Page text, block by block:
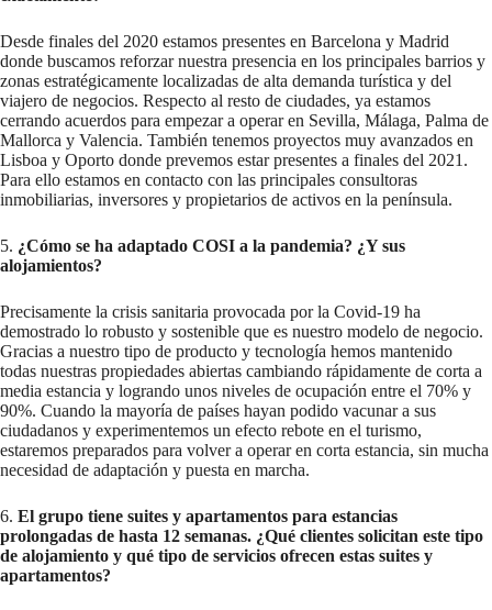
Desde finales del 2020 estamos presentes en Barcelona y Madrid
donde buscamos reforzar nuestra presencia en los principales barrios y
zonas estratégicamente localizadas de alta demanda turística y del
viajero de negocios. Respecto al resto de ciudades, ya estamos
cerrando acuerdos para empezar a operar en Sevilla, Málaga, Palma de
Mallorca y Valencia. También tenemos proyectos muy avanzados en
Lisboa y Oporto donde prevemos estar presentes a finales del 2021.
Para ello estamos en contacto con las principales consultoras
inmobiliarias, inversores y propietarios de activos en la península.
5. ¿Cómo se ha adaptado COSI a la pandemia? ¿Y sus
alojamientos?
Precisamente la crisis sanitaria provocada por la Covid-19 ha
demostrado lo robusto y sostenible que es nuestro modelo de negocio.
Gracias a nuestro tipo de producto y tecnología hemos mantenido
todas nuestras propiedades abiertas cambiando rápidamente de corta a
media estancia y logrando unos niveles de ocupación entre el 70% y
90%. Cuando la mayoría de países hayan podido vacunar a sus
ciudadanos y experimentemos un efecto rebote en el turismo,
estaremos preparados para volver a operar en corta estancia, sin mucha
necesidad de adaptación y puesta en marcha.
6. El grupo tiene suites y apartamentos para estancias
prolongadas de hasta 12 semanas. ¿Qué clientes solicitan este tipo
de alojamiento y qué tipo de servicios ofrecen estas suites y
apartamentos?